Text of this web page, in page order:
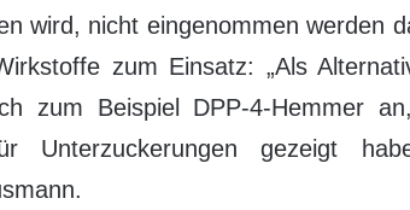
wird, nicht eingenommen werden
zum Einsatz: „Als
zum Beispiel DPP-4-Hemmer
Unterzuckerungen gezeigt